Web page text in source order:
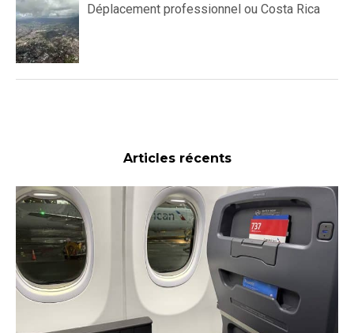
Déplacement professionnel ou Costa Rica
Articles récents